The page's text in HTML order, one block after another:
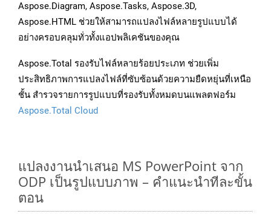
Aspose.Diagram, Aspose.Tasks, Aspose.3D,
Aspose.HTML ช่วยให้สามารถแปลงไฟล์หลายรูปแบบได้
อย่างครอบคลุมทั่วทั้งแอปพลิเคชันของคุณ
Aspose.Total รองรับไฟล์หลายร้อยประเภท ช่วยเพิ่ม
ประสิทธิภาพการแปลงไฟล์ที่ซับซ้อนด้วยความยืดหยุ่นที่เหนือ
ชั้น สำรวจรายการรูปแบบที่รองรับทั้งหมดบนแพลตฟอร์ม
Aspose.Total Cloud
แปลงงานนำเสนอ MS PowerPoint จาก
ODP เป็นรูปแบบภาพ – คำแนะนำทีละขั้น
ตอน